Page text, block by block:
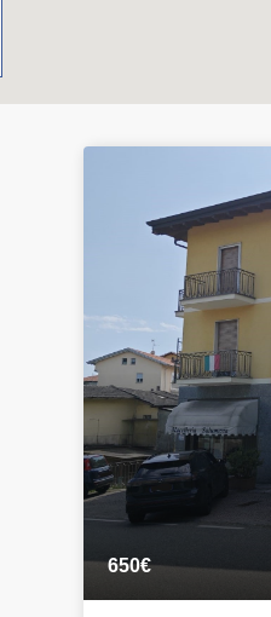
650€